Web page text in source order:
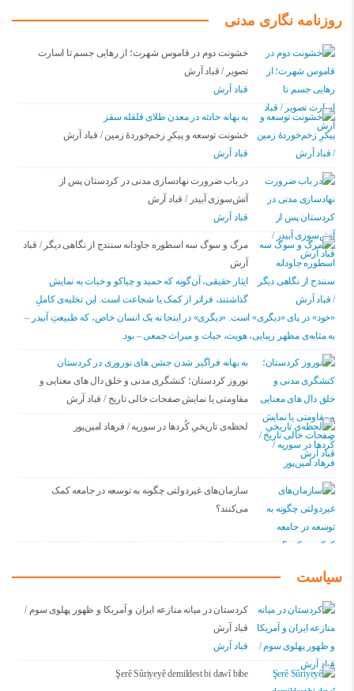
روزنامه نگاری مدنی
خشونت دوم در قاموس شهرت؛ از رهایی جسم تا اسارت
تصویر / قباد آرش
قباد آرش
بە بهانه حادثە در معدن طلای قلقله سقز
خشونت توسعه و پیکرِ زخم‌خوردهٔ زمین / قباد آرش
قباد آرش
در باب ضرورت نهادسازی مدنی در کردستان پس از
آتش‌سوزی آبیدر / قباد آرش
قباد آرش
مرگ و سوگ سه اسطوره جاودانه سنندج از نگاهی دیگر / قباد
آرش
ایثار حقیقی، آن‌گونه که حمید و چیاکو و خبات به نمایش
گذاشتند، فراتر از کمک یا شجاعت است. این تخلیه‌ی کاملِ
«خود» در پای «دیگری» است. «دیگری» در اینجا نه یک انسان خاص، که طبیعتِ آبیدر –
به مثابه‌ی مظهر زیبایی، هویت، حیات و میراث جمعی – بود.
به بهانه فراگیر شدن جشن های نوروزی در کردستان
نوروز کردستان؛ کنشگری مدنی و خلق دال های معنایی و
مقاومتی یا نمایش صفحات خالی تاریخ / قباد آرش
لحظه‌ی تاریخیِ کُردها در سوریه / فرهاد امین‌پور
سازمان‌های غیردولتی چگونه به توسعه در جامعه کمک
می‌کنند؟
سیاست
کردستان در میانه منازعە ایران و آمریکا و ظهور پهلوی سوم /
قباد آرش
قباد آرش
Şerê Sûriyeyê demildest bi dawî bibe